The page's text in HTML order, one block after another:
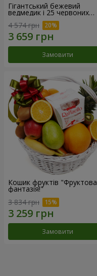
Гігантський бежевий
ведмедик і 25 червоних
троянд
4 574 грн
Замовити
Кошик фруктів "Фруктова
фантазія!"
3 834 грн
Замовити